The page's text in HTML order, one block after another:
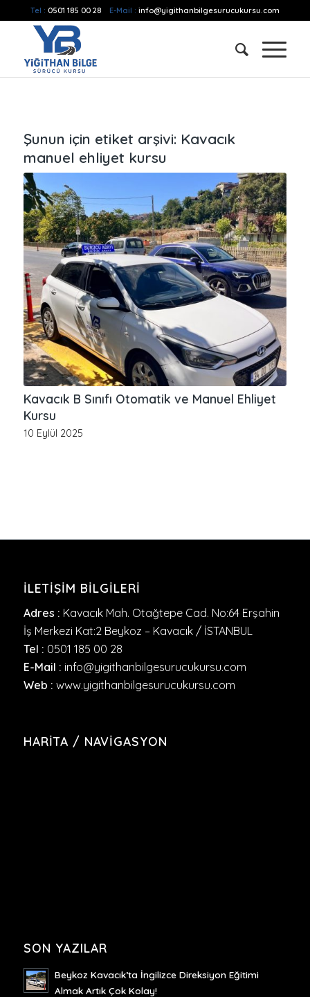
Tel : 0501 185 00 28 E-Mail : info@yigithanbilgesurucukursu.com
Şunun için etiket arşivi: Kavacık
manuel ehliyet kursu
Kavacık B Sınıfı Otomatik ve Manuel Ehliyet
Kursu
10 Eylül 2025
İLETIŞIM BILGILERI
Adres : Kavacık Mah. Otağtepe Cad. No:64 Erşahin
İş Merkezi Kat:2 Beykoz – Kavacık / İSTANBUL
Tel : 0501 185 00 28
E-Mail : info@yigithanbilgesurucukursu.com
Web : www.yigithanbilgesurucukursu.com
HARITA / NAVIGASYON
SON YAZILAR
Beykoz Kavacık’ta İngilizce Direksiyon Eğitimi
Almak Artık Çok Kolay!